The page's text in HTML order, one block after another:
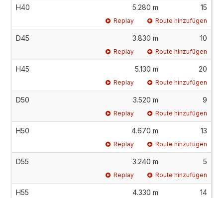
H40 5.280 m 15
Replay Route hinzufügen
D45 3.830 m 10
Replay Route hinzufügen
H45 5.130 m 20
Replay Route hinzufügen
D50 3.520 m 9
Replay Route hinzufügen
H50 4.670 m 13
Replay Route hinzufügen
D55 3.240 m 5
Replay Route hinzufügen
H55 4.330 m 14